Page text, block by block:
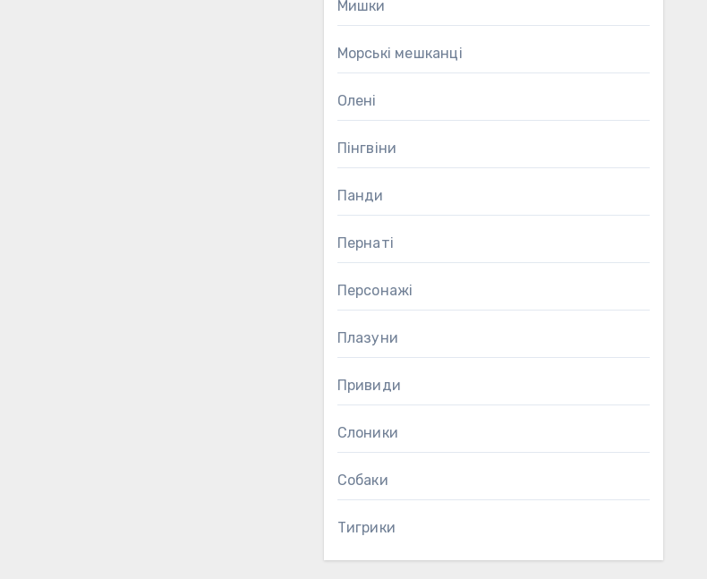
Мишки
Морські мешканці
Олені
Пінгвіни
Панди
Пернаті
Персонажі
Плазуни
Привиди
Слоники
Собаки
Тигрики